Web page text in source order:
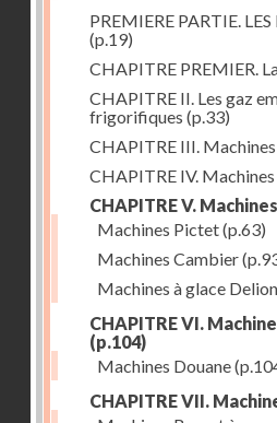
PREMIERE PARTIE.
(p.19)
CHAPITRE PREMIER.
CHAPITRE II. Les gaz
frigorifiques (p.33)
CHAPITRE III.
CHAPITRE IV.
CHAPITRE V.
Machines Pictet(p.63)
Machines Cambier
Machines à glace
CHAPITRE VI.
(p.104)
Machines Douane
CHAPITRE VII.